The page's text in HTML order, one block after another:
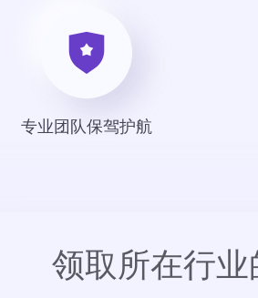
专业团队保驾护航
领取所在行